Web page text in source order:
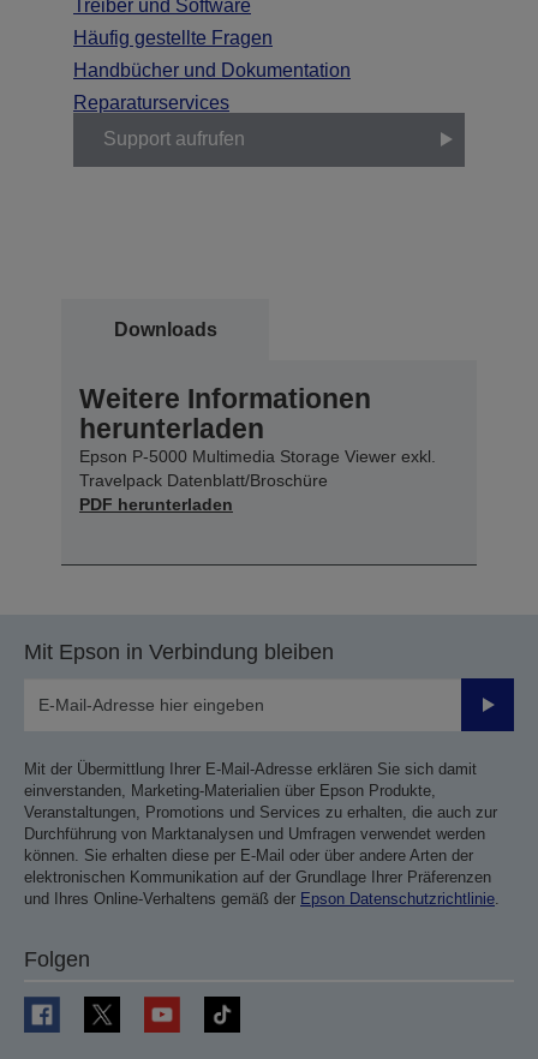
Treiber und Software
Häufig gestellte Fragen
Handbücher und Dokumentation
Reparaturservices
Support aufrufen
Downloads
Weitere Informationen
herunterladen
Epson P-5000 Multimedia Storage Viewer exkl.
Travelpack Datenblatt/Broschüre
PDF herunterladen
Mit Epson in Verbindung bleiben
Mit der Übermittlung Ihrer E-Mail-Adresse erklären Sie sich damit
einverstanden, Marketing-Materialien über Epson Produkte,
Veranstaltungen, Promotions und Services zu erhalten, die auch zur
Durchführung von Marktanalysen und Umfragen verwendet werden
können. Sie erhalten diese per E-Mail oder über andere Arten der
elektronischen Kommunikation auf der Grundlage Ihrer Präferenzen
und Ihres Online-Verhaltens gemäß der Epson Datenschutzrichtlinie
Folgen